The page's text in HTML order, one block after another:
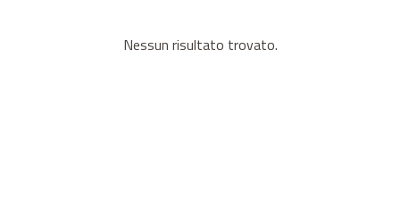
Nessun risultato trovato.